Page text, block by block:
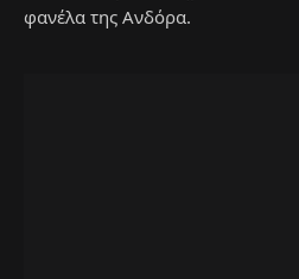
φανέλα της Ανδόρα.